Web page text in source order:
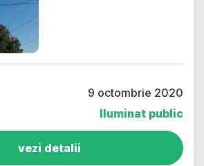
9 octombrie 2020
Iluminat public
vezi detalii